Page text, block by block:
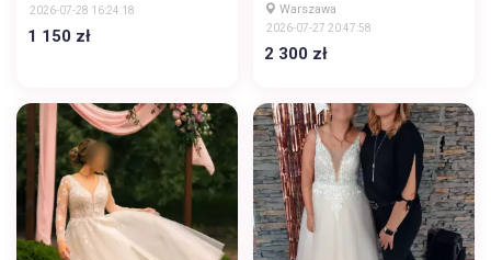
2026-07-28 16:24:18
1 150 zł
Warszawa
2026-07-27 20:47:58
2 300 zł